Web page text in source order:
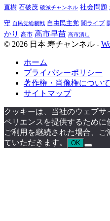
直樹 石破茂 破滅チャンネル 社会問題
守 自民党総裁戦 自由民主党 闇ライブ
かり 高市 高市早苗 高市潰し
© 2026 日本 寿チャンネル -
ホーム
プライバシーポリシー
著作権・肖像権について
サイトマップ
クッキーは、当社のウェブ
ペリエンスを提供するため
ご利用を継続された場合、
ていただきます。
OK